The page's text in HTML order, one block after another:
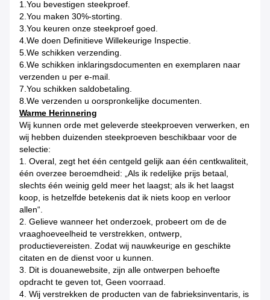
1.You bevestigen steekproef.
2.You maken 30%-storting.
3.You keuren onze steekproef goed.
4.We doen Definitieve Willekeurige Inspectie.
5.We schikken verzending.
6.We schikken inklaringsdocumenten en exemplaren naar
verzenden u per e-mail.
7.You schikken saldobetaling.
8.We verzenden u oorspronkelijke documenten.
Warme Herinnering
Wij kunnen orde met geleverde steekproeven verwerken, en
wij hebben duizenden steekproeven beschikbaar voor de
selectie:
1. Overal, zegt het één centgeld gelijk aan één centkwaliteit,
één overzee beroemdheid: „Als ik redelijke prijs betaal,
slechts één weinig geld meer het laagst; als ik het laagst
koop, is hetzelfde betekenis dat ik niets koop en verloor
allen“.
2. Gelieve wanneer het onderzoek, probeert om de de
vraaghoeveelheid te verstrekken, ontwerp,
productievereisten. Zodat wij nauwkeurige en geschikte
citaten en de dienst voor u kunnen.
3. Dit is douanewebsite, zijn alle ontwerpen behoefte
opdracht te geven tot, Geen voorraad.
4. Wij verstrekken de producten van de fabrieksinventaris, is